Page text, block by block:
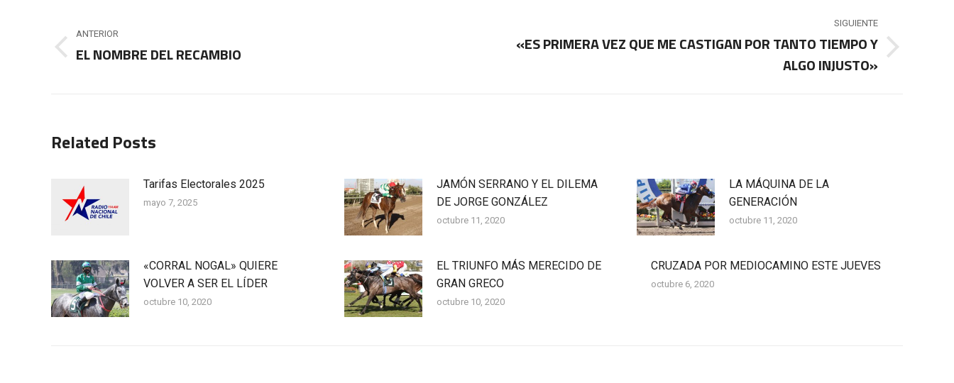
entre
ANTERIOR
Publicación
EL NOMBRE DEL RECAMBIO
SIGUIENTE
«ES PRIMERA VEZ QUE ME CASTIGAN POR TANTO TIEMPO Y
ALGO INJUSTO»
Related Posts
Tarifas Electorales 2025
mayo 7, 2025
JAMÓN SERRANO Y EL DILEMA
DE JORGE GONZÁLEZ
octubre 11, 2020
LA MÁQUINA DE LA
GENERACIÓN
octubre 11, 2020
«CORRAL NOGAL» QUIERE
VOLVER A SER EL LÍDER
octubre 10, 2020
EL TRIUNFO MÁS MERECIDO DE
GRAN GRECO
octubre 10, 2020
CRUZADA POR MEDIOCAMINO ESTE JUEVES
octubre 6, 2020